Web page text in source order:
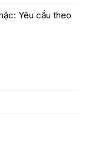
Yêu cầu theo